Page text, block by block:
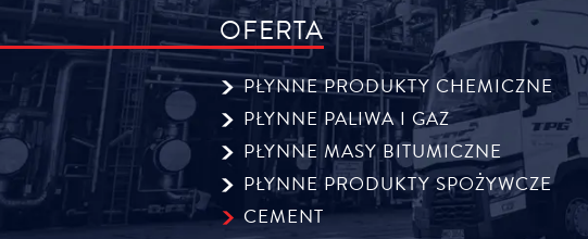
OFERTA
PŁYNNE PRODUKTY CHEMICZNE
PŁYNNE PALIWA I GAZ
PŁYNNE MASY BITUMICZNE
PŁYNNE PRODUKTY SPOŻYWCZE
CEMENT